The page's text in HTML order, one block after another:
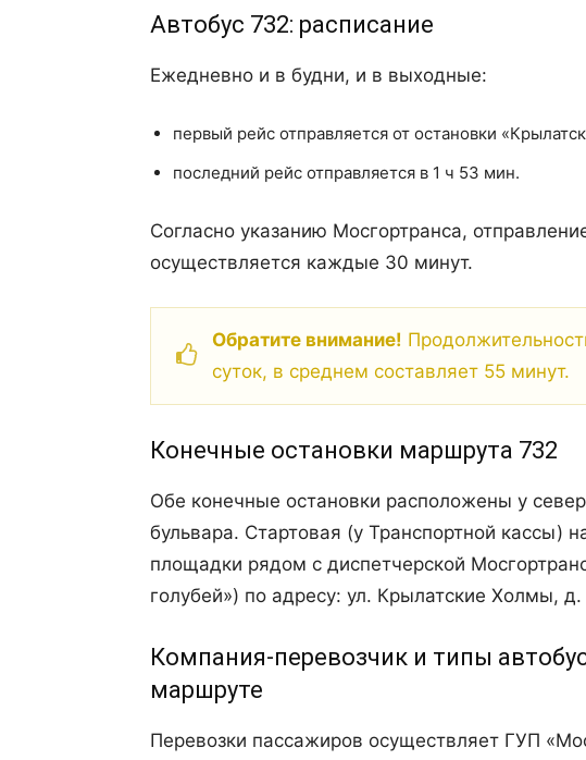
Автобус 732: расписание
Ежедневно и в будни, и в выходные:
первый рейс отправляется от остановки
последний рейс отправляется в 1 ч 53 мин.
Согласно указанию Мосгортранса,
осуществляется каждые 30 минут.
Обратите внимание!
суток, в среднем составляет 55 минут.
Конечные остановки маршрута 732
Обе конечные остановки расположены у
бульвара. Стартовая (у Транспортной кассы)
площадки рядом с диспетчерской
голубей») по адресу: ул. Крылатские Холмы,
Компания-перевозчик и типы
маршруте
Перевозки пассажиров осуществляет ГУП